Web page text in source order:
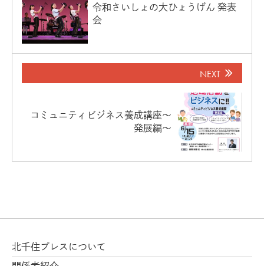
令和さいしょの大ひょうげん 発表
会
NEXT
コミュニティビジネス養成講座～
発展編～
北千住プレスについて